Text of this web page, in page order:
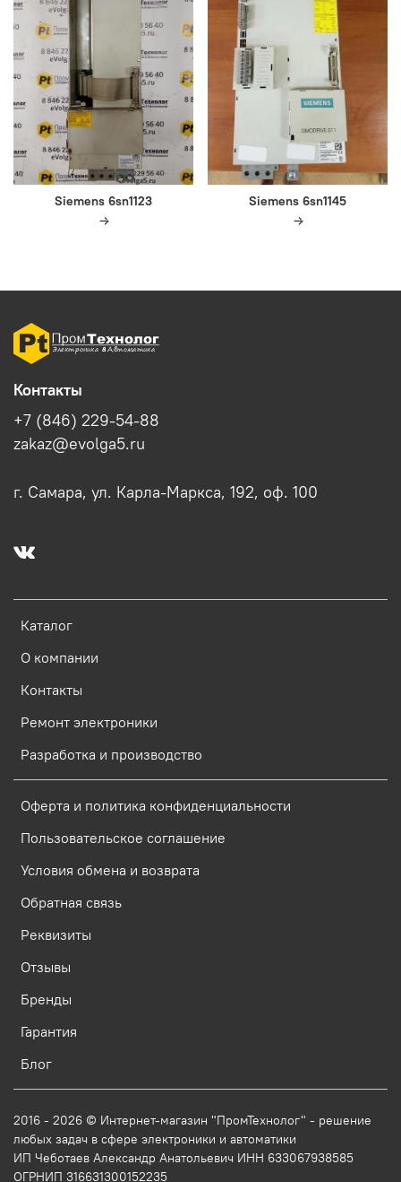
Siemens 6sn1123 Siemens 6sn1145
Каталог
О компании
Контакты
Ремонт электроники
Разработка и производство
Оферта и политика конфиденциальности
Пользовательское соглашение
Условия обмена и возврата
Обратная связь
Реквизиты
Отзывы
Бренды
Гарантия
Блог
Контакты
+7 (846) 229-54-88
zakaz@evolga5.ru
г. Самара, ул. Карла-Маркса, 192, оф. 100
2016 - 2026 © Интернет-магазин "ПромТехнолог" - решение
любых задач в сфере электроники и автоматики
ИП Чеботаев Александр Анатольевич ИНН 633067938585
ОГРНИП 316631300152235